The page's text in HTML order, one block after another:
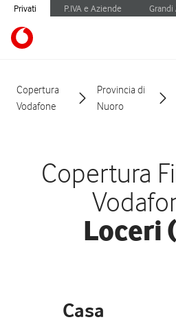
Privati P.IVA e Aziende Grandi
Copertura
Vodafone
Provincia di
Nuoro
Copertura
Loceri
Casa